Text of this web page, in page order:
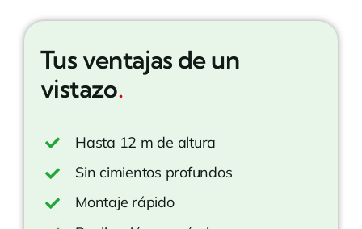
Tus ventajas de un
vistazo.
Hasta 12 m de altura
Sin cimientos profundos
Montaje rápido